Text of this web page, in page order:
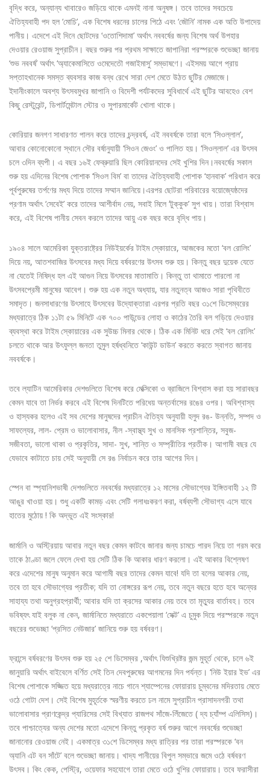
বৃদ্ধি করে, অন্যান্য খাবারেও জড়িয়ে থাকে এমনই নানা অনুষঙ্গ। তবে তাদের সবচেয়ে
ঐতিহ্যবাহী পদ হল ‘মোচি’, এক বিশেষ ধরনের চালের পিঠে এবং ‘জৌনি’ নামক এক অতি উপাদেয়
পানীয়। এদেশে এই দিনে ছোটদের ‘ওতোশিদামা’ অর্থাৎ নববর্ষের জন্য বিশেষ অর্থ উপহার
দেওয়ার রেওয়াজ সুপ্রাচীন। বছর শুরুর পর প্রথম সাক্ষাতে জাপানিরা পরস্পরকে শুভেচ্ছা জানায়
‘শুভ নববর্ষ’ অর্থাৎ ‘অ্যাকেমাসিতে ওমেদেতৌ গজাইমাসু’ সম্ভাষণে। এইসময় আগে প্রায়
সপ্তাহখানেক সমস্ত ব্যবসার কাজ বন্ধ রেখে সারা দেশ মেতে উঠত ছুটির মেজাজে।
ইদানীংকালে অবশ্য উৎসবমুখর জাপানি ও বিদেশী পর্যটকদের সুবিধার্থে এই ছুটির আবহেও বেশ
কিছু রেস্টুরেন্ট, ডিপার্টমেন্টাল স্টোর ও সুপারমার্কেট খোলা থাকে।
কোরিয়ার জনগণ সাধারণত পালন করে তাদের চন্দ্রবর্ষ, এই নববর্ষকে তারা বলে ‘সিওল্লাল’,
আবার কোনোকোনো স্থানে সৌর বর্ষানুযায়ী ‘সিওন জেওং’ ও পালিত হয়। ‘সিওল্লাল’ এর উৎসব
চলে ৩দিন ব্যপী। এ বছর ১৬ই ফেব্রুয়ারি ছিল কোরিয়ানদের সেই খুশির দিন।নববর্ষের সকাল
শুরু হয় এদিনের বিশেষ পোশাক ‘সিওল বিম’ বা তাদের ঐতিহ্যবাহী পোশাক ‘হানবাক’ পরিধান করে
পূর্বপুরুষের তর্পণের মধ্য দিয়ে তাদের সম্মান জানিয়ে।এরপর ছোটরা পরিবারের বয়োজ্যেষ্ঠদের
প্রণাম অর্থাৎ ‘সেবেই’ করে তাদের আশীর্বাদ নেয়, সবাই মিলে ‘টুক্কুক’ সুপ খায়। তারা বিশ্বাস
করে, এই বিশেষ পানীয় সেবন করলে তাদের আয়ু এক বছর করে বৃদ্ধি পায়।
১৯০৪ সালে আমেরিকা যুক্তরাষ্ট্রের নিউইয়র্কের টাইম স্কোয়ারে, আজকের মতো ‘বল রোলিং’
দিয়ে নয়, আতশবাজির উৎসবের মধ্য দিয়ে বর্ষবরণের উৎসব শুরু হয়। কিন্তু বছর দুয়েক যেতে
না যেতেই নিষিদ্ধ হল এই আগুন নিয়ে উৎসবের মাতামাতি। কিন্তু তা থামাতে পারলো না
উৎসবপ্রেমী মানুষের আবেগ। শুরু হয় এক নতুন অধ্যায়, যার নতুনত্ব আজও সারা পৃথিবীতে
সমাদৃত। জনসাধারণের উৎসাহে উৎসবের উদ্যোক্তারা এরপর প্রতি বছর ৩১শে ডিসেম্বরের
মধ্যরাত্রে ঠিক ১১টা ৫৯ মিনিটে এক ৭০০ পাউন্ডের লোহা ও কাঠের তৈরি বল গড়িয়ে দেওয়ার
ব্যবস্থা করে টাইম স্কোয়ারের এক সুউচ্চ মিনার থেকে। ঠিক এক মিনিট ধরে সেই ‘বল রোলিং’
চলতে থাকে আর উৎফুল্ল জনতা তুমুল হর্ষধ্বনিতে ‘কাউন্ট ডাউন’ করতে করতে স্বাগত জানায়
নববর্ষকে।
তবে ল্যাটিন আমেরিকার দেশগুলিতে বিশেষ করে মেক্সিকো ও ব্রাজিলে বিশ্বাস করা হয় সারাবছর
কেমন যাবে তা নির্ভর করবে এই বিশেষ দিনটিতে পরিধেয় অন্তর্বাসের রঙের ওপর। অবিশ্বাস্য
ও হাস্যকর হলেও এই সব দেশের মানুষদের প্রাচীন ঐতিহ্য অনুযায়ী হলুদ রঙ- উন্নতি, সম্পদ ও
সাফল্যের, লাল- প্রেম ও ভালোবাসার, নীল -স্বাস্থ্য সুখ ও মানসিক প্রশান্তির, সবুজ-
সজীবতা, ভালো থাকা ও প্রকৃতির, সাদা- সুখ, শান্তি ও সম্প্রীতির প্রতীক। আগামী বছর যে
যেভাবে কাটাতে চায় সেই অনুযায়ী সে রঙ নির্বাচন করে তার আগের দিন।
স্পেন বা স্প্যানিশভাষী দেশগুলিতে নববর্ষের মধ্যরাত্রে ১২ মাসের সৌভাগ্যের ইঙ্গিতবাহী ১২ টি
আঙুর খাওয়া হয়। শুধু একটি কামড় এবং সেটি গলাধঃকরণ করা, বর্ষব্যপী সৌভাগ্য এসে যাবে
হাতের মুঠোয় ! কি অদ্ভুত এই সংস্কার!
জার্মানি ও অস্ট্রিয়ায় আবার নতুন বছর কেমন কাটবে জানার জন্য চামচে পারদ নিয়ে তা গরম করে
তাকে ঠাণ্ডা জলে ফেলে দেখা হয় সেটি ঠিক কি আকার ধারণ করলো। এই আকার বিশ্লেষণ
করে এদেশের মানুষ অনুমান করে আগামী বছর তাদের কেমন যাবে! যদি তা বলের আকার নেয়,
তবে তা হবে সৌভাগ্যের প্রতীক; যদি তা নোঙ্গরের রূপ নেয়, তবে নতুন বছরে হতে হবে অন্যের
সাহায্য তথা অনুগ্রহপ্রার্থী; আবার যদি তা ক্রসের আকার নেয় তবে তা মৃত্যুর বার্তাবহ। তবে
ভবিষ্যৎ যাই বলুক না কেন, জার্মানিতে মধ্যরাতে একপেয়ালা ‘সেক্ট’ এ চুমুক দিয়ে পরস্পরকে নতুন
বছরের শুভেচ্ছা ‘প্রসিত নেউজার’ জানিয়ে শুরু হয় বর্ষবরণ।
ফ্রান্সে বর্ষবরণের উৎসব শুরু হয় ২৫ শে ডিসেম্বর ,অর্থাৎ যিশুখ্রিষ্টর জন্ম মুহূর্ত থেকে, চলে ৬ই
জানুয়ারি অর্থাৎ বাইবেলে বর্ণিত সেই তিন দেবপুরুষের আগমনের দিন পর্যন্ত। ‘নিউ ইয়ার ইভ’ এর
বিশেষ পোশাকে সজ্জিত হয়ে মধ্যরাত্রে নাচে গানে শ্যাম্পেনের ফোয়ারায় চুম্বনের মদিরতায় মেতে
ওঠে গোটা দেশ। সেই বিশেষ মুহূর্তকে স্মরণীয় করতে ঢল নামে সুপ্রাচীন প্রাসাদনগরী তথা
ভালোবাসার প্রাণকেন্দ্র প্যারিসের সেই বিখ্যাত রাজপথ সাঁজে-লিঁজেতে ( দ্য চ্যাঁম্প এলিসিস)।
তবে পাশ্চাত্যের অন্য দেশের মতো এদেশে কিন্তু প্রকৃত বর্ষ শুরুর আগে নববর্ষের শুভেচ্ছা
জানানোর রেওয়াজ নেই। একমাত্র ৩১শে ডিসেম্বর মধ্য রাত্রির পর তারা পরস্পরকে ‘বন
অ্যানি এট বন সাঁটে’ বলে শুভেচ্ছা জানায়। খাদ্য পানীয়ের বিপুল সম্ভারে জমে ওঠে বর্ষবরণ
উৎসব। কিং কেক, পেস্ট্রি, ওয়েফার সহযোগে তারা মেতে ওঠে খুশির ফোয়ারায়। তবে ফরাসীরা